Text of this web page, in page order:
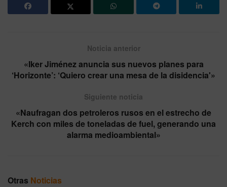
Noticia anterior
«Iker Jiménez anuncia sus nuevos planes para
‘Horizonte’: ‘Quiero crear una mesa de la disidencia'»
Siguiente noticia
«Naufragan dos petroleros rusos en el estrecho de
Kerch con miles de toneladas de fuel, generando una
alarma medioambiental»
Otras Noticias